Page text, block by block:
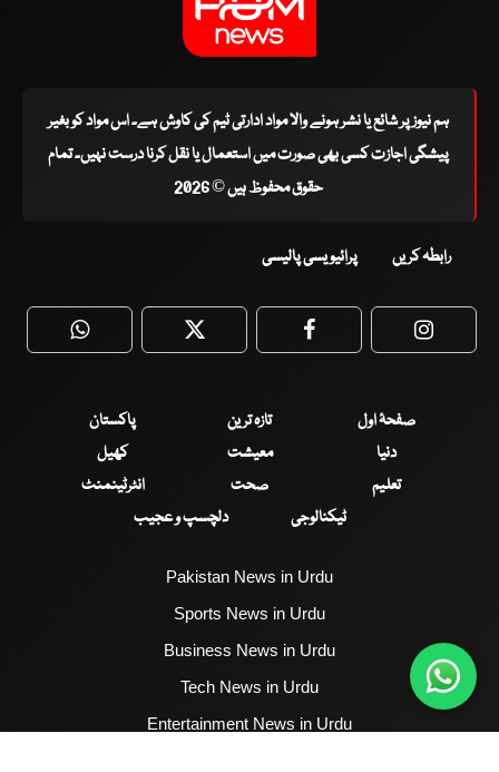
ہم نیوز پر شائع یا نشر ہونے والا مواد ادارتی ٹیم کی کاوش ہے۔ اس مواد کو بغیر
پیشگی اجازت کسی بھی صورت میں استعمال یا نقل کرنا درست نہیں۔ تمام
حقوق محفوظ ہیں © 2026
رابطہ کریں پرائیویسی پالیسی
WhatsApp Twitter Facebook
صفحۂ اول تازہ ترین
پاکستان
دنیا
معیشت
کھیل
تعلیم
صحت
انٹرٹینمنٹ
ٹیکنالوجی
دلچسپ و عجیب
Pakistan News in Urdu
Sports News in Urdu
Business News in Urdu
Tech News in Urdu
Entertainment News in Urdu